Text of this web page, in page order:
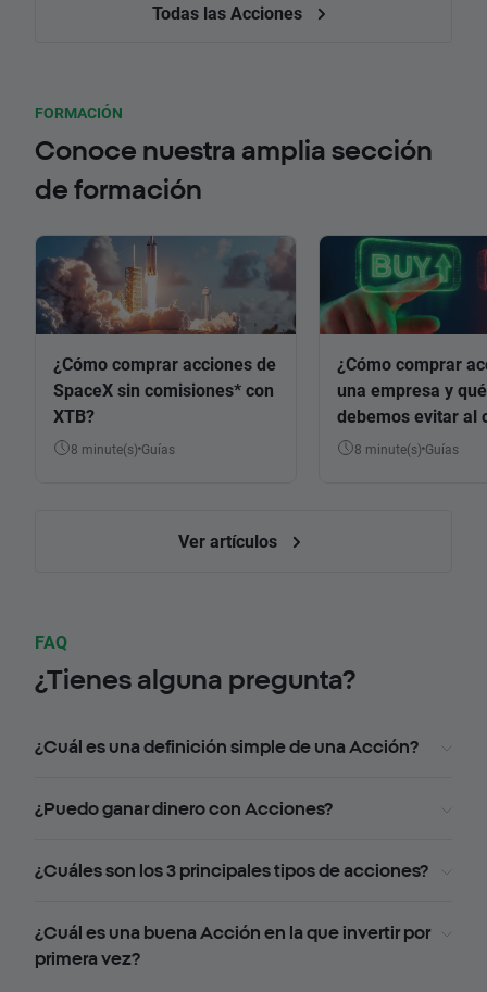
Todas las Acciones
FORMACIÓN
Conoce nuestra amplia sección
de formación
¿Cómo comprar acciones de
SpaceX sin comisiones* con
XTB?
8 minute(s) Guías
¿Cómo comprar
una empresa y
debemos evitar al
8 minute(s) Guías
Ver artículos
FAQ
¿Tienes alguna pregunta?
¿Cuál es una definición simple de una Acción?
¿Puedo ganar dinero con Acciones?
¿Cuáles son los 3 principales tipos de acciones?
¿Cuál es una buena Acción en la que invertir por
primera vez?